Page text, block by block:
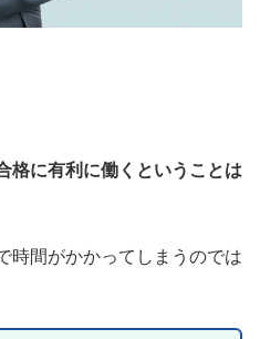
格に有利に働くということは
時間がかかってしまうのでは